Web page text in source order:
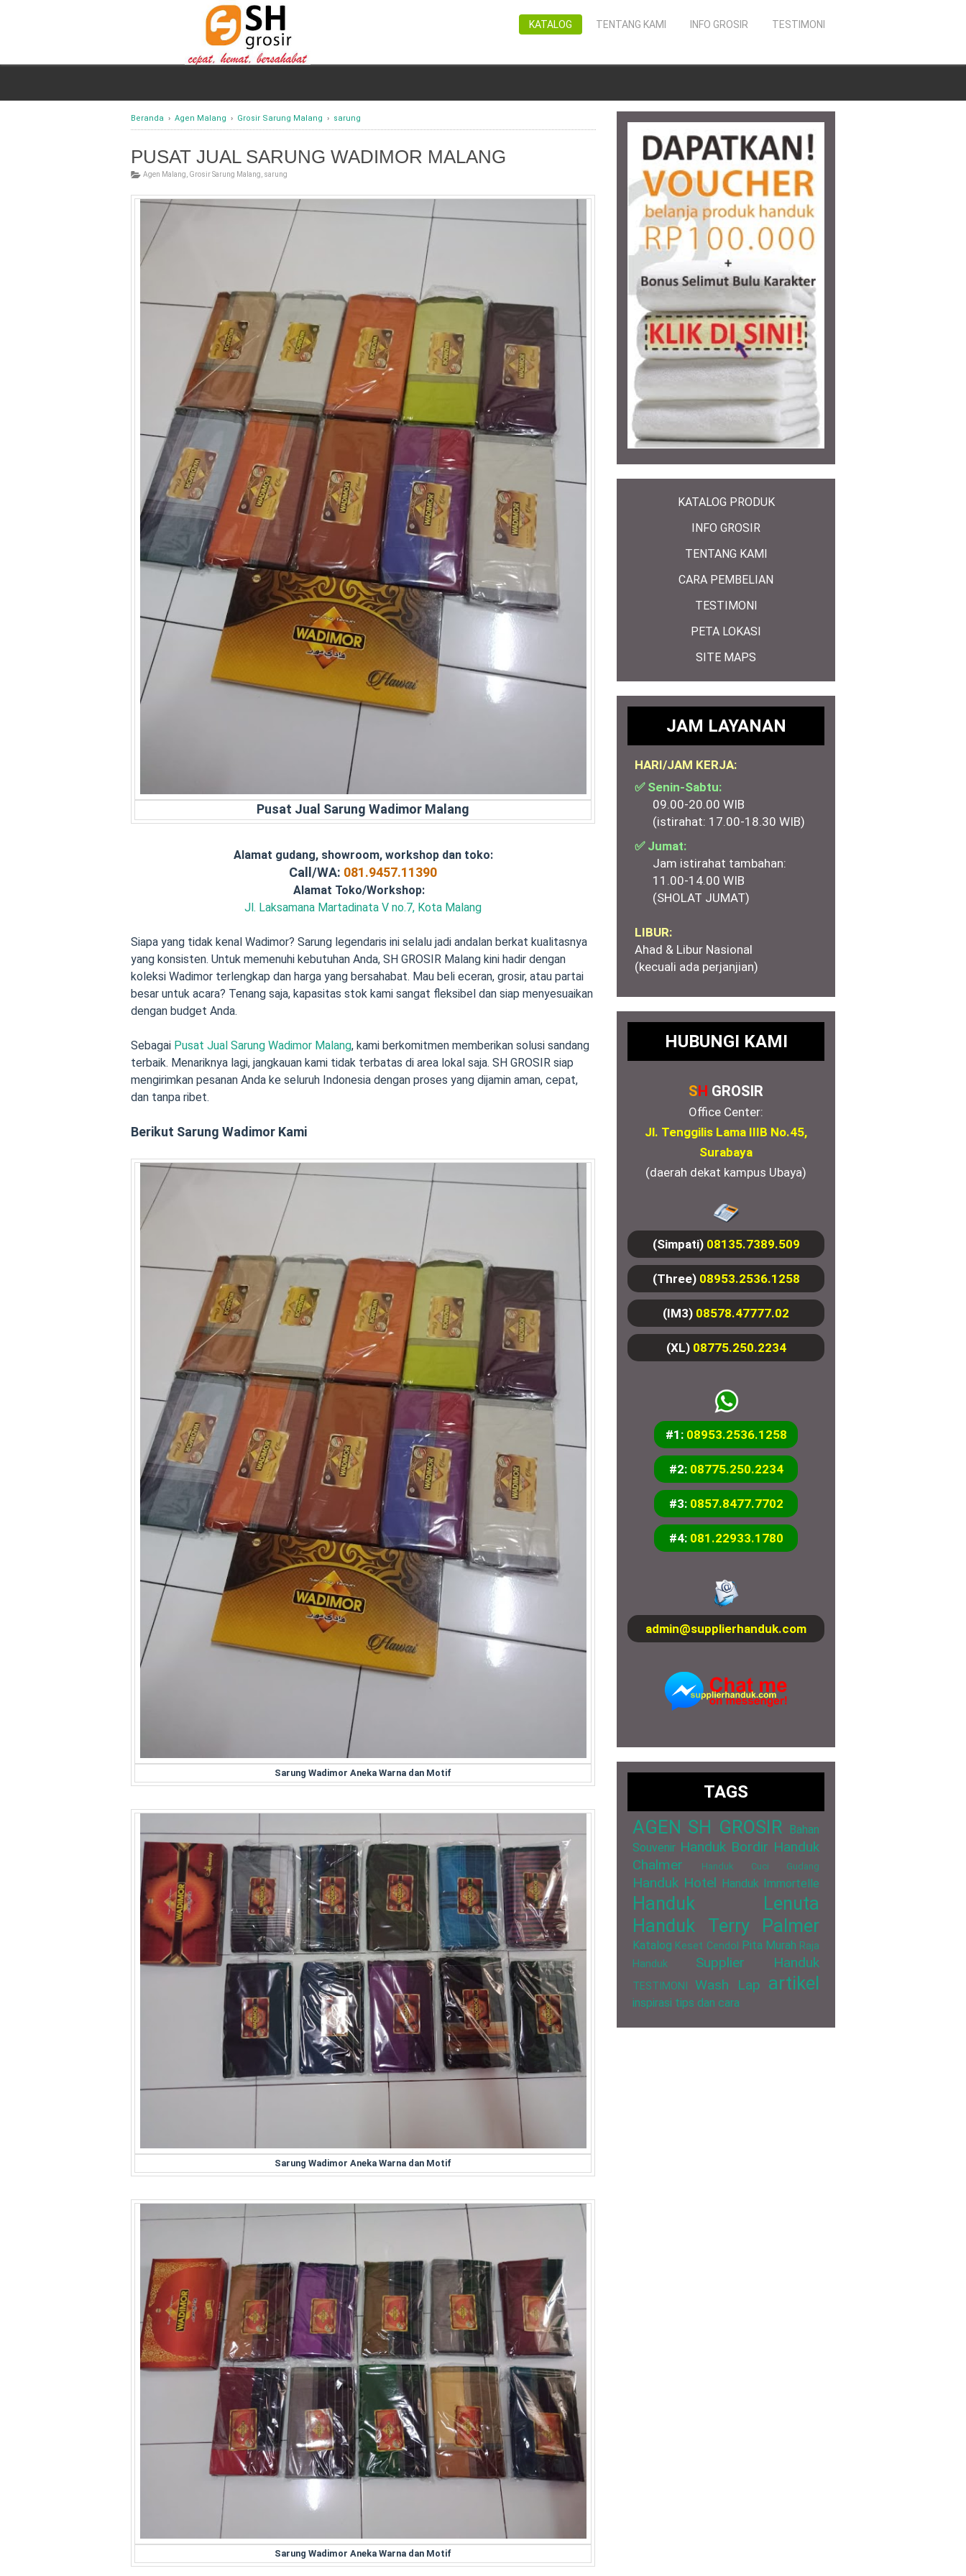
TESTIMONI
INFO GROSIR
TENTANG KAMI
KATALOG
Beranda › Agen Malang › Grosir Sarung Malang › sarung
PUSAT JUAL SARUNG WADIMOR MALANG
Agen Malang Grosir Sarung Malang sarung
Pusat Jual Sarung Wadimor Malang
Alamat gudang, showroom, workshop dan toko:
Call/WA: 081.9457.11390
Alamat Toko/Workshop:
Jl. Laksamana Martadinata V no.7, Kota Malang
Siapa yang tidak kenal Wadimor? Sarung legendaris ini selalu jadi andalan berkat kualitasnya
yang konsisten. Untuk memenuhi kebutuhan Anda, SH GROSIR Malang kini hadir dengan
koleksi Wadimor terlengkap dan harga yang bersahabat. Mau beli eceran, grosir, atau partai
besar untuk acara? Tenang saja, kapasitas stok kami sangat fleksibel dan siap menyesuaikan
dengan budget Anda.
Sebagai Pusat Jual Sarung Wadimor Malang, kami berkomitmen memberikan solusi sandang
terbaik. Menariknya lagi, jangkauan kami tidak terbatas di area lokal saja. SH GROSIR siap
mengirimkan pesanan Anda ke seluruh Indonesia dengan proses yang dijamin aman, cepat,
dan tanpa ribet.
Berikut Sarung Wadimor Kami
Sarung Wadimor Aneka Warna dan Motif
Sarung Wadimor Aneka Warna dan Motif
Sarung Wadimor Aneka Warna dan Motif
KATALOG PRODUK
INFO GROSIR
TENTANG KAMI
CARA PEMBELIAN
TESTIMONI
PETA LOKASI
SITE MAPS
JAM LAYANAN
HARI/JAM KERJA:
✅ Senin-Sabtu:
09.00-20.00 WIB
(istirahat: 17.00-18.30 WIB)
✅ Jumat:
Jam istirahat tambahan:
11.00-14.00 WIB
(SHOLAT JUMAT)
LIBUR:
Ahad & Libur Nasional
(kecuali ada perjanjian)
HUBUNGI KAMI
SH GROSIR
Office Center:
Jl. Tenggilis Lama IIIB No.45,
Surabaya
(daerah dekat kampus Ubaya)
(Simpati) 08135.7389.509
(Three) 08953.2536.1258
(IM3) 08578.47777.02
(XL) 08775.250.2234
#1: 08953.2536.1258
#2: 08775.250.2234
#3: 0857.8477.7702
#4: 081.22933.1780
admin@supplierhanduk.com
TAGS
AGEN SH GROSIR Bahan
Souvenir Handuk Bordir Handuk
Chalmer
Handuk Cuci Gudang
Handuk Hotel Handuk Immortelle
Handuk Lenuta
Handuk Terry Palmer
Katalog Keset Cendol Pita Murah Raja
Handuk
Supplier Handuk
TESTIMONI Wash Lap artikel
inspirasi tips dan cara